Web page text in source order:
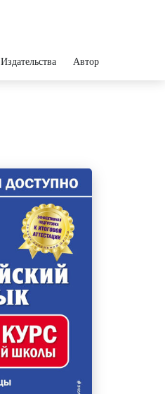
Издательства Авторы